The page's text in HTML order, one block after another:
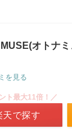
オトナ
を見る
ト最大11倍！／
天で探す